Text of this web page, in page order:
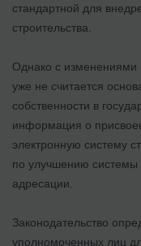
стандартной для
строительства.
Однако с изменениями
уже не считается
собственности в
информация о
электронную систему
по улучшению системы
адресации.
Законодательство
уполномоченных лиц